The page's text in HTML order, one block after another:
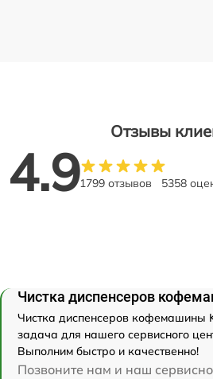
Отзывы
4.91799 отзывов 5358
Чистка диспенсеров
Чистка диспенсеров кофемашины
задача для нашего сервисного
Выполним быстро и качественно!
Позвоните нам и наш